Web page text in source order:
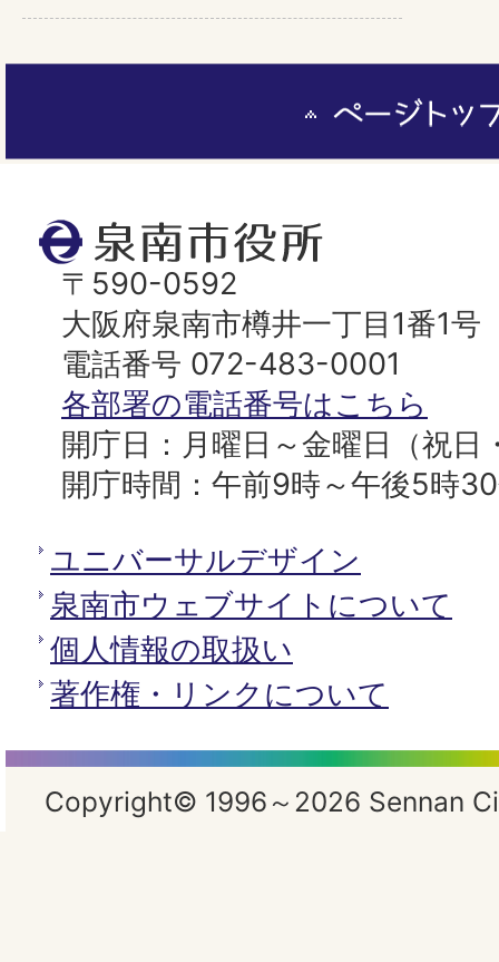
泉
南
市
役
所
〒590-0592
大阪府泉南市樽井一丁目1番1号
電話番号 072-483-0001
各部署の電話番号はこちら
開庁日：月曜日～金曜日（祝日
開庁時間：午前9時～午後5時
ユニバーサルデザイン
泉南市ウェブサイトについて
個人情報の取扱い
著作権・リンクについて
Copyright© 1996～2026 Sennan